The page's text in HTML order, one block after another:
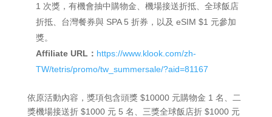
1 次獎，有機會抽中購物金、機場接送折抵、全球飯店
折抵、台灣餐券與 SPA 5 折券，以及 eSIM $1 元參加
獎。
Affiliate URL： https://www.klook.com/zh-
TW/tetris/promo/tw_summersale/?aid=81167
依原活動內容，獎項包含頭獎 $10000 元購物金 1 名、二
獎機場接送折 $1000 元 5 名、三獎全球飯店折 $1000 元